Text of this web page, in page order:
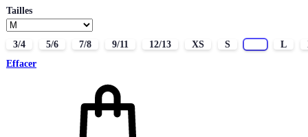
Tailles
3/4 5/6 7/8 9/11 12/13 XS S L
Effacer